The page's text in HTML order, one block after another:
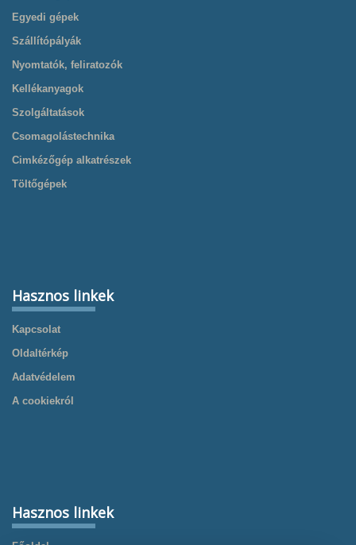
Egyedi gépek
Szállítópályák
Nyomtatók, feliratozók
Kellékanyagok
Szolgáltatások
Csomagolástechnika
Cimkézőgép alkatrészek
Töltőgépek
Hasznos linkek
Kapcsolat
Oldaltérkép
Adatvédelem
A cookiekról
Hasznos linkek